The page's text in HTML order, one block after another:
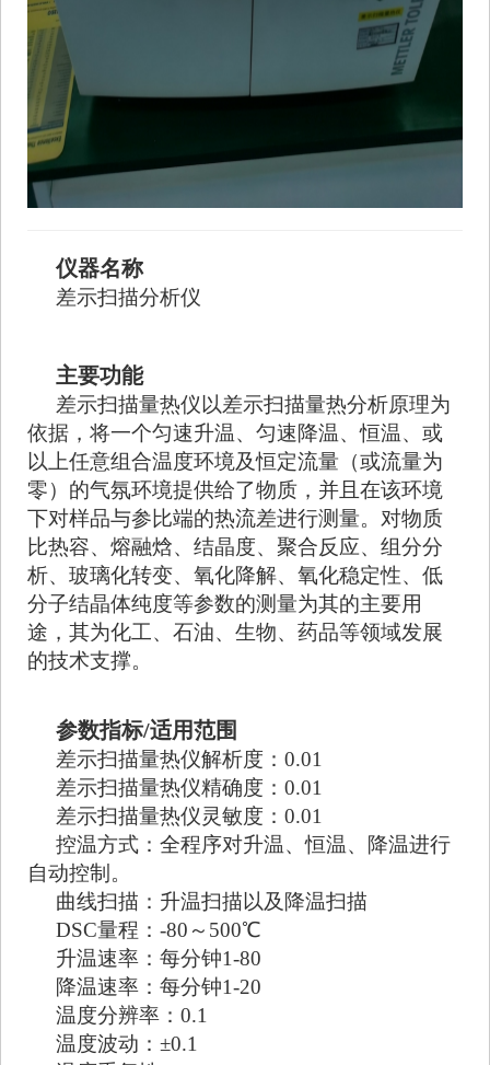
仪器名称
差示扫描分析仪
主要功能
差示扫描量热仪以差示扫描量热分析原理为
依据，将一个匀速升温、匀速降温、恒温、或
以上任意组合温度环境及恒定流量（或流量为
零）的气氛环境提供给了物质，并且在该环境
下对样品与参比端的热流差进行测量。对物质
比热容、熔融焓、结晶度、聚合反应、组分分
析、玻璃化转变、氧化降解、氧化稳定性、低
分子结晶体纯度等参数的测量为其的主要用
途，其为化工、石油、生物、药品等领域发展
的技术支撑。
参数指标/适用范围
差示扫描量热仪解析度：0.01
差示扫描量热仪精确度：0.01
差示扫描量热仪灵敏度：0.01
控温方式：全程序对升温、恒温、降温进行
自动控制。
曲线扫描：升温扫描以及降温扫描
DSC量程：-80～500℃
升温速率：每分钟1-80
降温速率：每分钟1-20
温度分辨率：0.1
温度波动：±0.1